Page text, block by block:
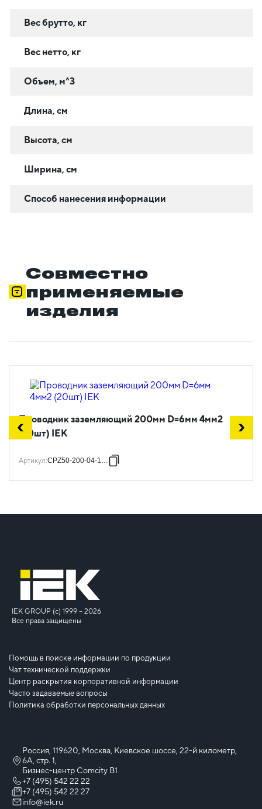
Вес брутто, кг
Вес нетто, кг
Объем, м^3
Длина, см
Высота, см
Ширина, см
Способ нанесения информации
Совместно
применяемые
изделия
Проводник заземляющий 200мм D=6мм 4мм2
(20шт) IEK
Артикул:CPZ50-200-04-1-06
IEK GROUP (c) 1999 – 2026
Все права защищены
Помощь в поиске информации по продукции
Чат технической поддержки
Центр раскрытия корпоративной информации
Часто задаваемые вопросы
Политика обработки персональных данных
Россия, 119620, Москва, Киевское шоссе, 22-й километр,
6А, стр. 1,
Бизнес-центр Comcity B1
+7 (495) 542 22 22
+7 (495) 542 22 27
info@iek.ru